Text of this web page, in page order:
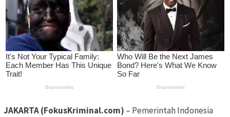
JAKARTA (FokusKriminal.com) – Pemerintah Indonesia